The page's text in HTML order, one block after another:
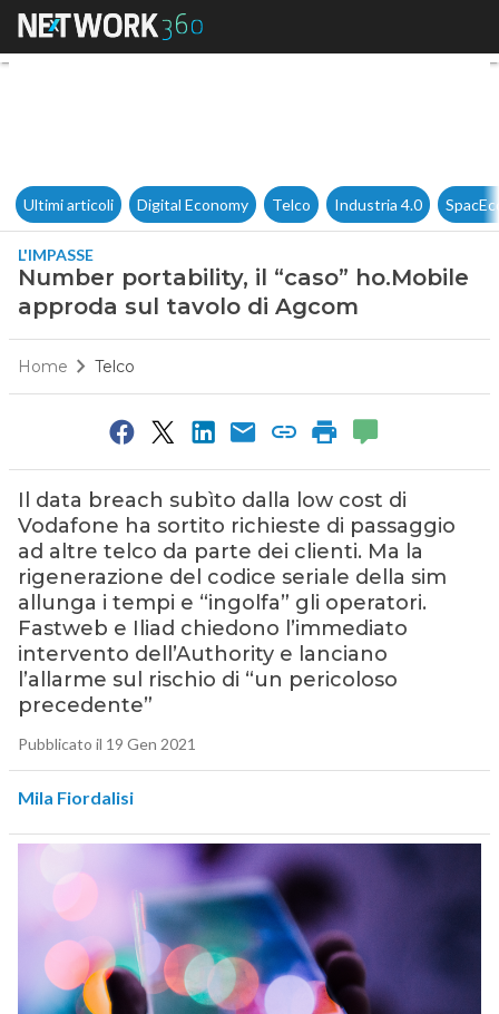
Number portability, il “caso”
Ultimi articoli Digital Economy Telco Industria 4.0
L'IMPASSE
Number portability, il “caso” ho.Mobile
approda sul tavolo di Agcom
Home Telco
Il data breach subìto dalla low cost di
Vodafone ha sortito richieste di passaggio
ad altre telco da parte dei clienti. Ma la
rigenerazione del codice seriale della sim
allunga i tempi e “ingolfa” gli operatori.
Fastweb e Iliad chiedono l’immediato
intervento dell’Authority e lanciano
l’allarme sul rischio di “un pericoloso
precedente”
Pubblicato il 19 Gen 2021
Mila Fiordalisi